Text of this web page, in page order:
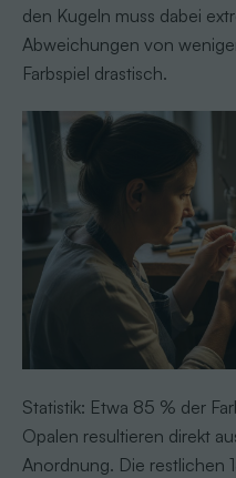
den Kugeln muss dabei
Abweichungen von
Farbspiel drastisch.
Statistik: Etwa 85 % der
Opalen resultieren direkt
Anordnung. Die restlichen